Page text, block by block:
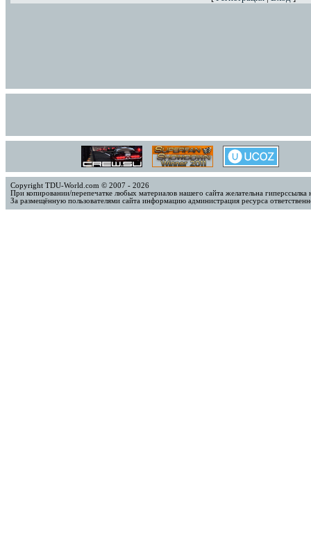
Copyright TDU-World.com © 2007 - 2026
При копировании/перепечатке любых материалов нашего сайта желательна
За размещённую пользователями сайта информацию администрация ресурса